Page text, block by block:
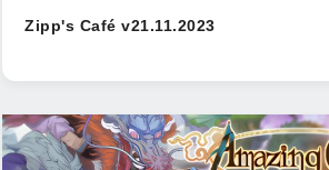
Zipp's Café v21.11.2023